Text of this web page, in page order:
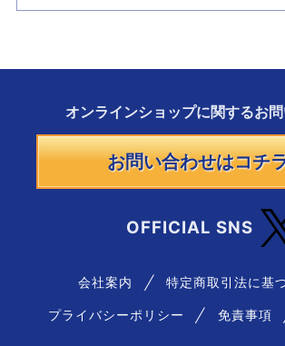
オンラインショップに関するお
お問い合わせはコチ
OFFICIAL SNS
会社案内 特定商取引法に基
プライバシーポリシー 免責事項